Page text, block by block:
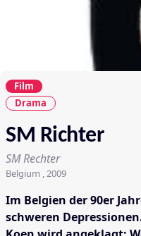
Film
Drama
SM Richter
SM Rechter
Belgium , 2009
Im Belgien der 90er
schweren